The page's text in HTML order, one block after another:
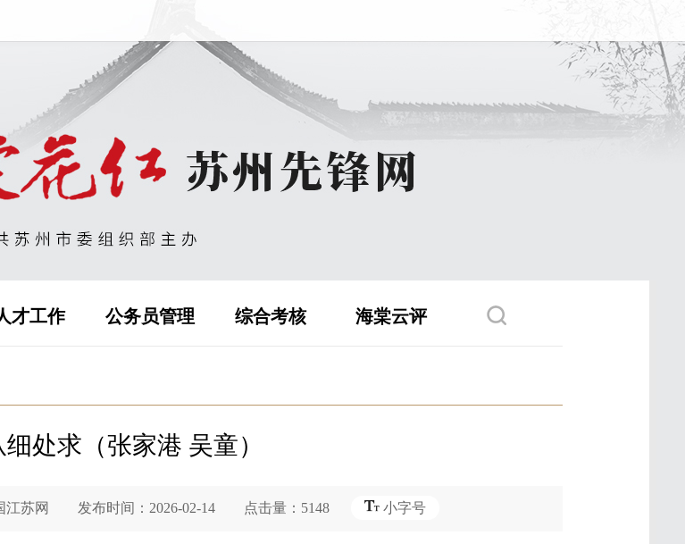
才工作 公务员管理 综合考核 海棠云评
处求（张家港 吴童）
江苏网 发布时间：2026-02-14 点击量：5148 小字号